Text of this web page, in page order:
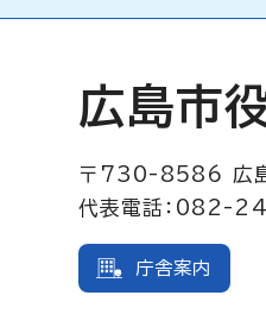
広島市
〒730-8586
広
代表電話：082-
庁舎案内